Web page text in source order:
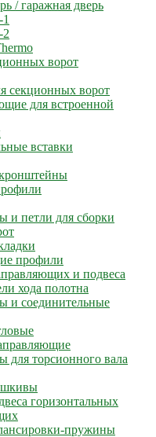
/ гаражная дверь
2
ворот
секционных ворот
для встроенной
вставки
и петли для сборки
профили
и подвеса
хода полотна
и соединительные
для торсионного вала
горизонтальных
пружины